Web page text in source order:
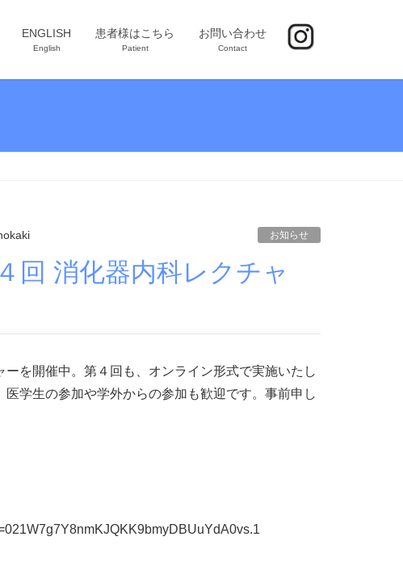
ENGLISH
English
患者様はこちら
Patient
お問い合わせ
Contact
お知らせ
を開催中。第４回も、オンライン形式で実施いたし
学生の参加や学外からの参加も歓迎です。事前申し